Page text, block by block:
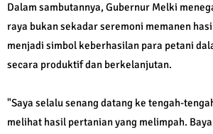
Dalam sambutannya, Gubernur Melki
raya bukan sekadar seremoni memanen
menjadi simbol keberhasilan para petani
secara produktif dan berkelanjutan.
"Saya selalu senang datang ke tengah-
melihat hasil pertanian yang melimpah.